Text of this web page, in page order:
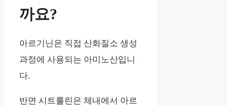
까요?
아르기닌은 직접 산화질소 생성
과정에 사용되는 아미노산입니
다.
반면 시트룰린은 체내에서 아르